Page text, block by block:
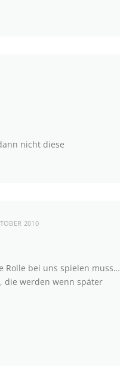
nicht diese
2010
Rolle bei uns spielen muss…
die werden wenn später